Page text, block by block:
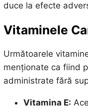
duce la efecte
Vitaminele
Următoarele
menționate ca fiind
administrate fără
Vitamina E: